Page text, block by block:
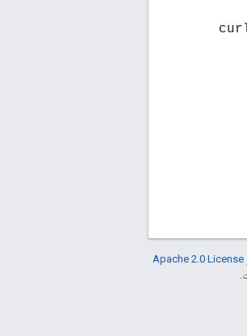
Apache 2.0 License